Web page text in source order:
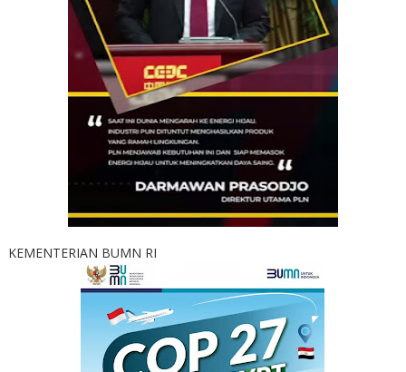
KEMENTERIAN BUMN RI